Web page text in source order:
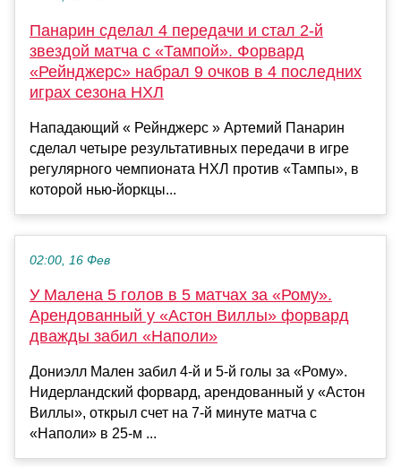
Панарин сделал 4 передачи и стал 2-й
звездой матча с «Тампой». Форвард
«Рейнджерс» набрал 9 очков в 4 последних
играх сезона НХЛ
Нападающий « Рейнджерс » Артемий Панарин
сделал четыре результативных передачи в игре
регулярного чемпионата НХЛ против «Тампы», в
которой нью-йоркцы...
02:00, 16 Фев
У Малена 5 голов в 5 матчах за «Рому».
Арендованный у «Астон Виллы» форвард
дважды забил «Наполи»
Дониэлл Мален забил 4-й и 5-й голы за «Рому».
Нидерландский форвард, арендованный у «Астон
Виллы», открыл счет на 7-й минуте матча с
«Наполи» в 25-м ...